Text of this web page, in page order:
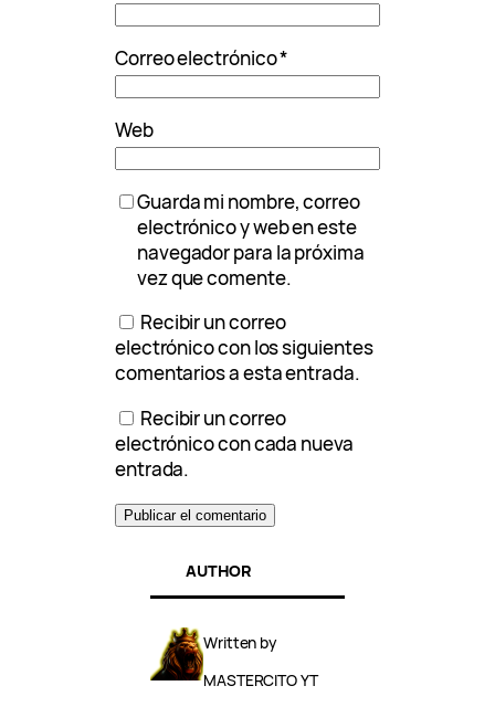
Correo electrónico*
Web
Guarda mi nombre, correo
electrónico y web en este
navegador para la próxima
vez que comente.
Recibir un correo
electrónico con los siguientes
comentarios a esta entrada.
Recibir un correo
electrónico con cada nueva
entrada.
AUTHOR
Written by
MASTERCITO YT